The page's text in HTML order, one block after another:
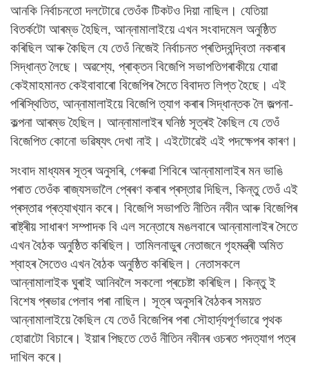
আনকি নিৰ্বাচনতো দলটোৱে তেওঁক টিকটও দিয়া নাছিল। যেতিয়া
বিতৰ্কটো আৰম্ভ হৈছিল, আন্নামালাইয়ে এখন সংবাদমেল অনুষ্ঠিত
কৰিছিল আৰু কৈছিল যে তেওঁ নিজেই নিৰ্বাচনত প্ৰতিদ্বন্দ্বিতা নকৰাৰ
সিদ্ধান্ত লৈছে। অৱশ্যে, প্ৰাক্তন বিজেপি সভাপতিগৰাকীয়ে যোৱা
কেইমাহমানত কেইবাবাৰো বিজেপিৰ সৈতে বিবাদত লিপ্ত হৈছে। এই
পৰিস্থিতিত, আন্নামালাইয়ে বিজেপি ত্যাগ কৰাৰ সিদ্ধান্তক লৈ জল্পনা-
কল্পনা আৰম্ভ হৈছিল। আন্নামালাইৰ ঘনিষ্ঠ সূত্ৰই কৈছিল যে তেওঁ
বিজেপিত কোনো ভৱিষ্যৎ দেখা নাই। এইটোৱেই এই পদক্ষেপৰ কাৰণ।
সংবাদ মাধ্যমৰ সূত্ৰ অনুসৰি, গেৰুৱা শিবিৰে আন্নামালাইৰ মন ভাঙি
পৰাত তেওঁক ৰাজ্যসভালৈ প্ৰেৰণ কৰাৰ প্ৰস্তাৱ দিছিল, কিন্তু তেওঁ এই
প্ৰস্তাৱ প্ৰত্যাখ্যান কৰে। বিজেপি সভাপতি নীতিন নবীন আৰু বিজেপিৰ
ৰাষ্ট্ৰীয় সাধাৰণ সম্পাদক বি এল সন্তোষে মঙলবাৰে আন্নামালাইৰ সৈতে
এখন বৈঠক অনুষ্ঠিত কৰিছিল। তামিলনাডুৰ নেতাজনে গৃহমন্ত্ৰী অমিত
শ্বাহৰ সৈতেও এখন বৈঠক অনুষ্ঠিত কৰিছিল। নেতাসকলে
আন্নামালাইক ঘুৰাই আনিবলৈ সকলো প্ৰচেষ্টা কৰিছিল। কিন্তু ই
বিশেষ প্ৰভাৱ পেলাব পৰা নাছিল। সূত্ৰ অনুসৰি বৈঠকৰ সময়ত
আন্নামালাইয়ে কৈছিল যে তেওঁ বিজেপিৰ পৰা সৌহাৰ্দ্যপূৰ্ণভাৱে পৃথক
হোৱাটো বিচাৰে। ইয়াৰ পিছতে তেওঁ নীতিন নবীনৰ ওচৰত পদত্যাগ পত্ৰ
দাখিল কৰে।